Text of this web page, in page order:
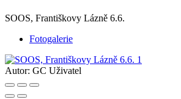
SOOS, Františkovy Lázně 6.6.
Fotogalerie
Autor: GC Uživatel